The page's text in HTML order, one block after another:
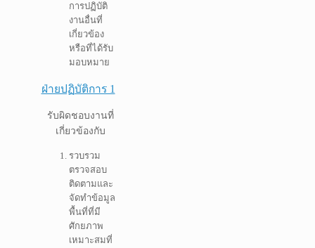
การปฏิบัติ
งานอื่นที่
เกี่ยวข้อง
หรือที่ได้รับ
มอบหมาย
ฝ่ายปฏิบัติการ 1
รับผิดชอบงานที่
เกี่ยวข้องกับ
รวบรวม
ตรวจสอบ
ติดตามและ
จัดทำข้อมูล
พื้นที่ที่มี
ศักยภาพ
เหมาะสมที่